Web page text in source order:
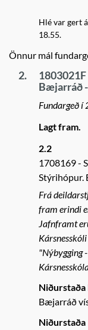
Hlé var gert
18.55.
Önnur mál
2.
1803021F
Bæjarráð
Fundargeð í
Lagt fram.
2.2
1708169
Stýrihópur.
Frá
fram erindi
Jafnframt
"Nýbygging
Bæjarráð
Niðurstaða